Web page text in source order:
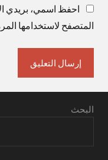
احفظ اسمي، بريدي
المتصفح لاستخدامها
البحث